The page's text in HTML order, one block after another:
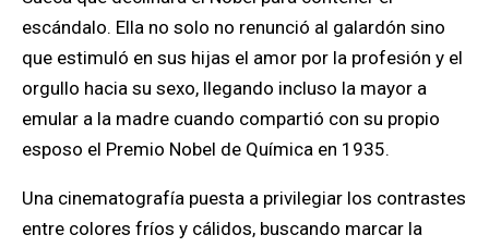
escándalo. Ella no solo no renunció al galardón sino
que estimuló en sus hijas el amor por la profesión y el
orgullo hacia su sexo, llegando incluso la mayor a
emular a la madre cuando compartió con su propio
esposo el Premio Nobel de Química en 1935.
Una cinematografía puesta a privilegiar los contrastes
entre colores fríos y cálidos, buscando marcar la